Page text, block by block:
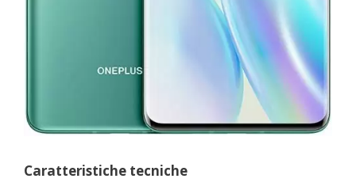
Caratteristiche tecniche